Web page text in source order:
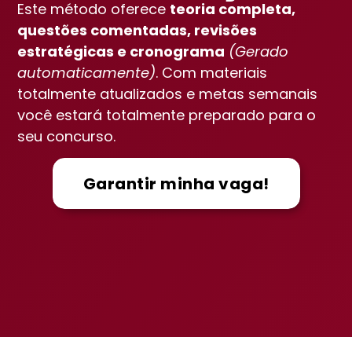
Este método oferece teoria completa,
questões comentadas, revisões
estratégicas e cronograma (Gerado
automaticamente). Com materiais
totalmente atualizados e metas semanais
você estará totalmente preparado para o
seu concurso.
Garantir minha vaga!
Vou aprovar!